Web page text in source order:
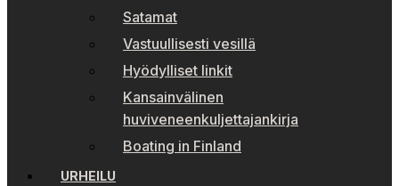
Satamat
Vastuullisesti vesillä
Hyödylliset linkit
Kansainvälinen
huviveneenkuljettajankirja
Boating in Finland
URHEILU